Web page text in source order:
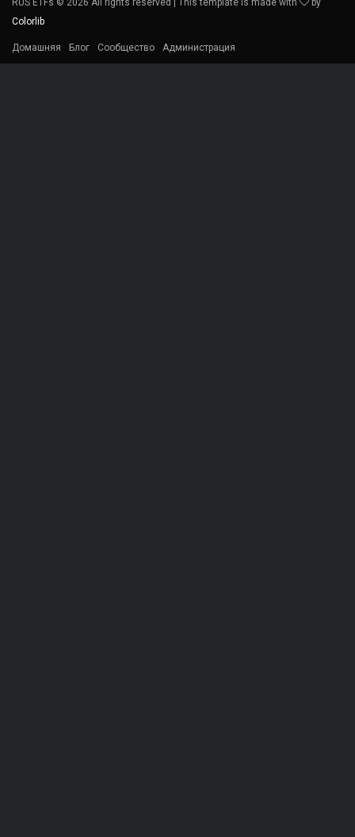
Colorlib
Домашняя Блог Сообщество Администрация